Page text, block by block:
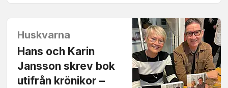
Huskvarna
Hans och Karin
Jansson skrev bok
utifrån krönikor –